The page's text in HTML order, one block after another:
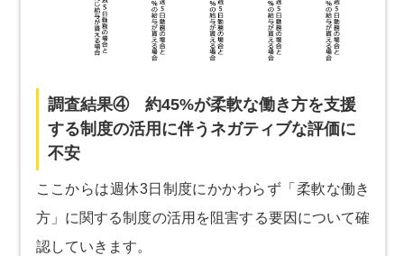
調査結果④ 約45%が柔軟な働き方を支援
する制度の活用に伴うネガティブな評価に
不安
ここからは週休3日制度にかかわらず「柔軟な働き
方」に関する制度の活用を阻害する要因について確
認していきます。